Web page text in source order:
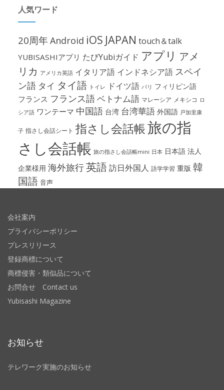
人気ワード
20周年Android iOS JAPAN touch＆talk
YUBISASHIアプリ たびYubiガイド アプリ アメ
リカ アメリカ英語 イタリア語 インドネシア語 スペイ
ン語 タイ タイ語 トイレ ドイツ語 パリ フィリピン語
フランス フランス語ベトナム語 マレーシア メキシコ ロ
シア語 ワンテーマ 中国語 台湾 台湾華語 外国語 戸加里康
子 指さし会話シート 指さし会話帳旅の指
さし会話帳 旅の指さし会話帳mini 日本 日本語 法人
企業様用 海外旅行英語訪日外国人 語学学習 重版 韓
国語 音声
会社案内
プライバシーポリシー
プレスリリース
登録商標について
商標侵害・類似品について
お問合せ Contact us
Yubisashi Magazine
お知らせ
テレワーク実施のお知らせ